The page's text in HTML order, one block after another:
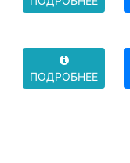
ПОДРОБНЕЕ